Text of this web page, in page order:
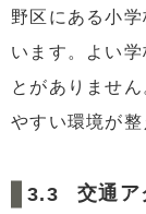
野区にある小
います。よい
とがありませ
やすい環境が整
交通ア